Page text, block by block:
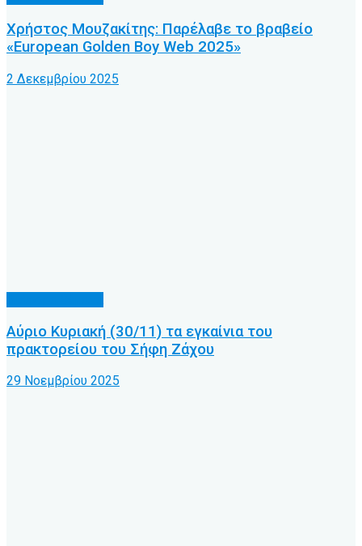
Χρήστος Μουζακίτης: Παρέλαβε το βραβείο
«European Golden Boy Web 2025»
2 Δεκεμβρίου 2025
Αύριο Κυριακή (30/11) τα εγκαίνια του
πρακτορείου του Σήφη Ζάχου
29 Νοεμβρίου 2025